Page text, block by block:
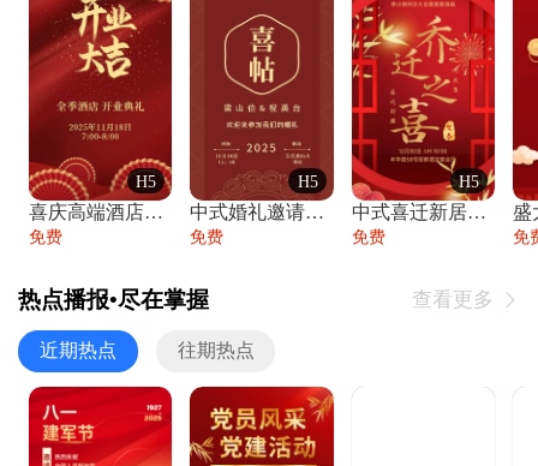
H5
喜庆高端酒店开业大吉邀请函
免费
H5
中式婚礼邀请函中国风传统复古婚礼请柬请帖
免费
H5
中式喜迁新居乔迁之喜邀请函宴会请帖
免费 免
热点播报•尽在掌握 查看更多 
近期热点 往期热点